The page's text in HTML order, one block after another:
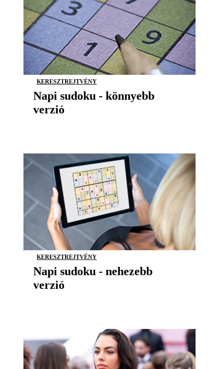
KERESZTREJTVÉNY
Napi sudoku - könnyebb
verzió
KERESZTREJTVÉNY
Napi sudoku - nehezebb
verzió